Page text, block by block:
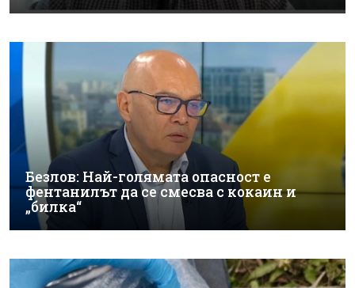
Безлов: Най-голямата опасност е
фентанилът да се смесва с кокаин и
„билка“